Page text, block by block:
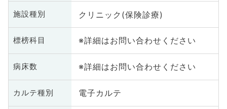
施設種別 クリニック(保険診療)
標榜科目 ※詳細はお問い合わせください
病床数 ※詳細はお問い合わせください
カルテ種別 電子カルテ